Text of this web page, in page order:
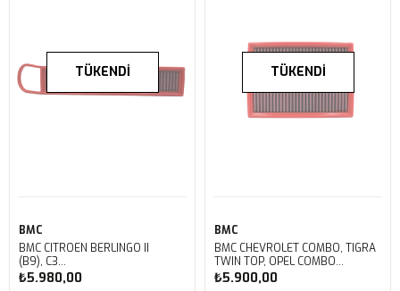
TÜKENDI
BMC
BMC CITROEN BERLINGO II
(B9), C3
PICASSO, PEUGEOT 207, 208, 308, 3008, 5008, PARTNER, MINI
₺5.980,00
TÜKENDI
BMC
BMC CHEVROLET COMBO, TIGRA
TWIN TOP, OPEL COMBO
C, CORSA C, MERIVA A, TIGRA
₺5.900,00